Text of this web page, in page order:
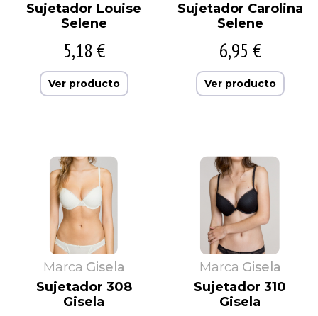
Sujetador Louise
Selene
5,18 €
Ver producto
Sujetador Carolina
Selene
6,95 €
Ver producto
Marca Gisela
Sujetador 308
Gisela
Marca Gisela
Sujetador 310
Gisela